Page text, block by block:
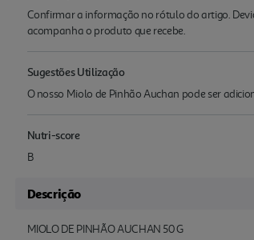
Confirmar a informação no rótulo do artigo.
acompanha o produto que recebe.
Sugestões Utilização
O nosso Miolo de Pinhão Auchan pode ser
Nutri-score
B
Descrição
MIOLO DE PINHÃO AUCHAN 50 G